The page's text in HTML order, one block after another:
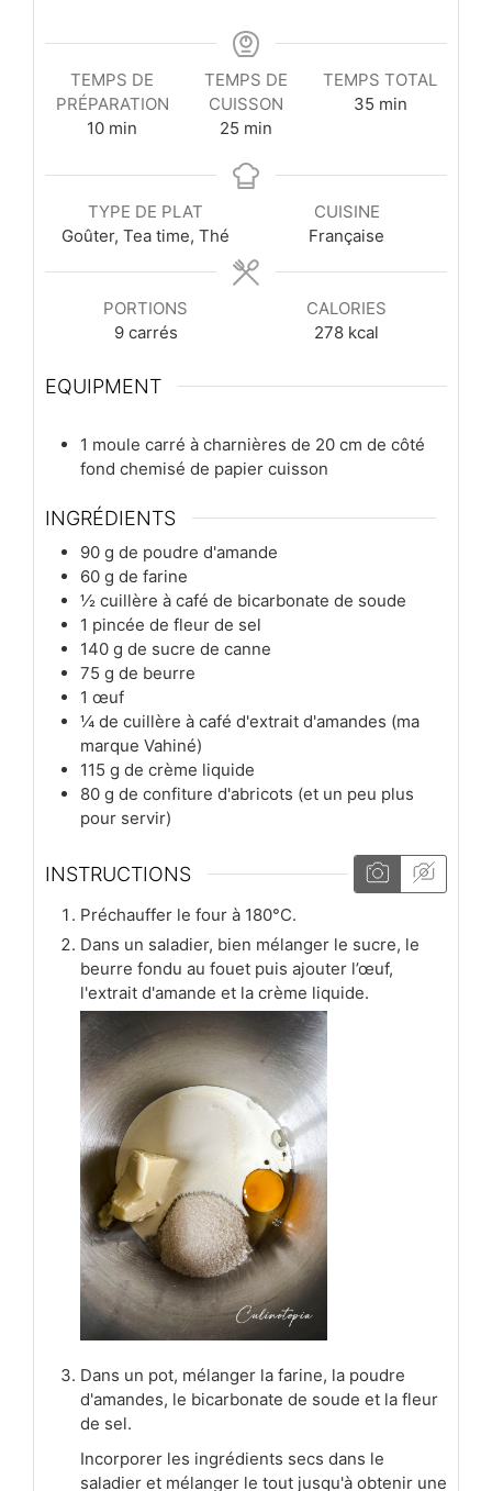
TEMPS DE
PRÉPARATION
10minutes
min
TEMPS DE
CUISSON
25 minutes
min
TEMPS TOTAL
35minutes
min
TYPE DE PLAT
Goûter, Tea time, Thé
CUISINE
Française
PORTIONS
9 carrés
CALORIES
278 kcal
EQUIPMENT
1 moule carré à charnières de 20 cm de côté
fond chemisé de papier cuisson
INGRÉDIENTS
90 g de poudre d'amande
60 g de farine
½ cuillère à café de bicarbonate de soude
1 pincée de fleur de sel
140 g de sucre de canne
75 g de beurre
1 œuf
¼ de cuillère à café d'extrait d'amandes (ma
marque Vahiné)
115 g de crème liquide
80 g de confiture d'abricots (et un peu plus
pour servir)
INSTRUCTIONS
Préchauffer le four à 180°C.
Dans un saladier, bien mélanger le sucre, le
beurre fondu au fouet puis ajouter l’œuf,
l'extrait d'amande et la crème liquide.
Dans un pot, mélanger la farine, la poudre
d'amandes, le bicarbonate de soude et la fleur
de sel.
Incorporer les ingrédients secs dans le
saladier et mélanger le tout jusqu'à obtenir une